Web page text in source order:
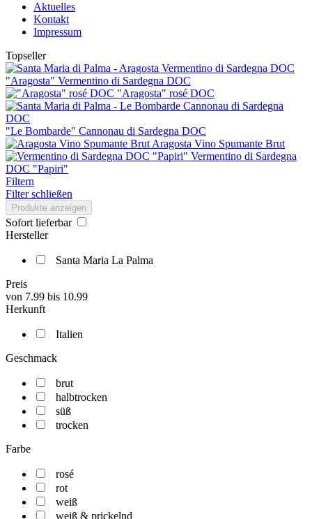
Aktuelles
Kontakt
Impressum
Topseller
"Aragosta" Vermentino di Sardegna DOC
"Aragosta" rosé DOC
"Le Bombarde" Cannonau di Sardegna DOC
Aragosta Vino Spumante Brut
Vermentino di Sardegna
DOC "Papiri"
Filtern
Filter schließen
Produkte anzeigen
Sofort lieferbar
Hersteller
Santa Maria La Palma
Preis
von 7.99 bis 10.99
Herkunft
Italien
Geschmack
brut
halbtrocken
süß
trocken
Farbe
rosé
rot
weiß
weiß & prickelnd